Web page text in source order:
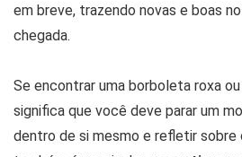
em breve, trazendo novas e boas
chegada.
Se encontrar uma borboleta roxa
significa que você deve parar um
dentro de si mesmo e refletir sobre